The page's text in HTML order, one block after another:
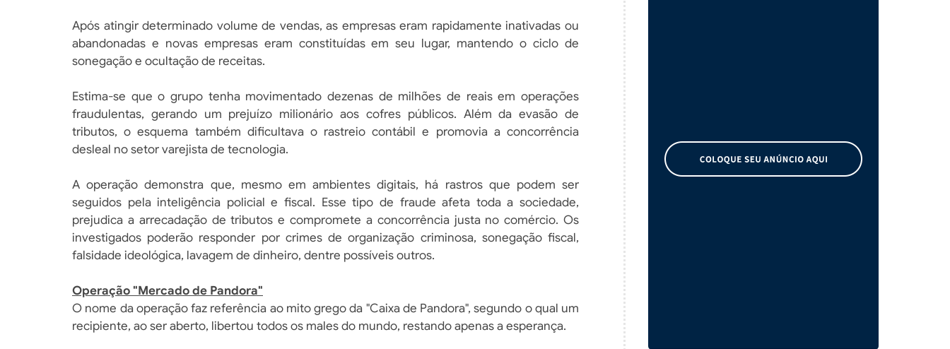
Após atingir determinado volume de vendas, as empresas eram rapidamente inativadas ou
abandonadas e novas empresas eram constituídas em seu lugar, mantendo o ciclo de
sonegação e ocultação de receitas.
Estima-se que o grupo tenha movimentado dezenas de milhões de reais em operações
fraudulentas, gerando um prejuízo milionário aos cofres públicos. Além da evasão de
tributos, o esquema também dificultava o rastreio contábil e promovia a concorrência
desleal no setor varejista de tecnologia.
A operação demonstra que, mesmo em ambientes digitais, há rastros que podem ser
seguidos pela inteligência policial e fiscal. Esse tipo de fraude afeta toda a sociedade,
prejudica a arrecadação de tributos e compromete a concorrência justa no comércio. Os
investigados poderão responder por crimes de organização criminosa, sonegação fiscal,
falsidade ideológica, lavagem de dinheiro, dentre possíveis outros.
Operação "Mercado de Pandora"
O nome da operação faz referência ao mito grego da "Caixa de Pandora", segundo o qual um
recipiente, ao ser aberto, libertou todos os males do mundo, restando apenas a esperança.